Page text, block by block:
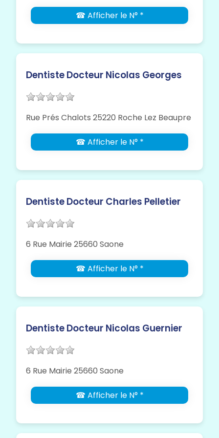
☎ Afficher le N° *
Dentiste Docteur Nicolas Georges
Rue Prés Chalots 25220 Roche Lez Beaupre
☎ Afficher le N° *
Dentiste Docteur Charles Pelletier
6 Rue Mairie 25660 Saone
☎ Afficher le N° *
Dentiste Docteur Nicolas Guernier
6 Rue Mairie 25660 Saone
☎ Afficher le N° *